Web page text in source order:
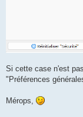
Si cette case n'est
"Préférences
Mérops,